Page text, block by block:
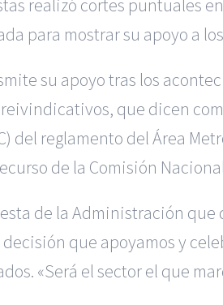
para mostrar su apoyo a
su apoyo tras los
que dicen
del reglamento del Área
de la Comisión
de la Administración
que apoyamos y
«Será el sector el que